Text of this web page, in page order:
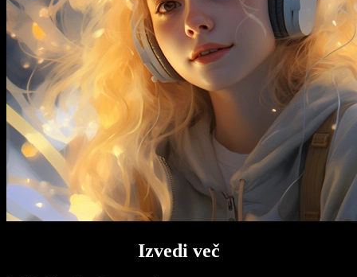
Izvedi več